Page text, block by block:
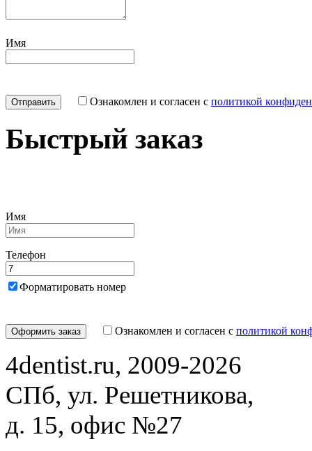
Имя
Ознакомлен и согласен с политикой
Быстрый заказ
Имя
Телефон
Форматировать номер
Ознакомлен и согласен с политикой
4dentist.ru, 2009-2026
СПб, ул. Решетникова,
д. 15, офис №27